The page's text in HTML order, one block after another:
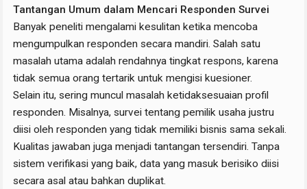
Tantangan Umum dalam Mencari Responden Survei
Banyak peneliti mengalami kesulitan ketika mencoba
mengumpulkan responden secara mandiri. Salah satu
masalah utama adalah rendahnya tingkat respons, karena
tidak semua orang tertarik untuk mengisi kuesioner.
Selain itu, sering muncul masalah ketidaksesuaian profil
responden. Misalnya, survei tentang pemilik usaha justru
diisi oleh responden yang tidak memiliki bisnis sama sekali.
Kualitas jawaban juga menjadi tantangan tersendiri. Tanpa
sistem verifikasi yang baik, data yang masuk berisiko diisi
secara asal atau bahkan duplikat.